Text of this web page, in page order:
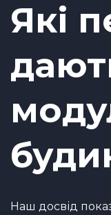
Які
Наш досвід